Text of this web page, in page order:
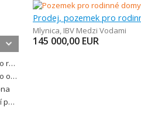
Mlynica, IBV Medzi Vodami
145 000,00 EUR